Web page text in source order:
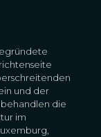
und der
die
im